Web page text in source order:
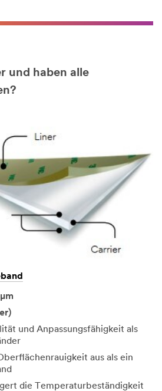
und haben alle
und Anpassungsfähigkeit als
aus als ein
die Temperaturbeständigkeit